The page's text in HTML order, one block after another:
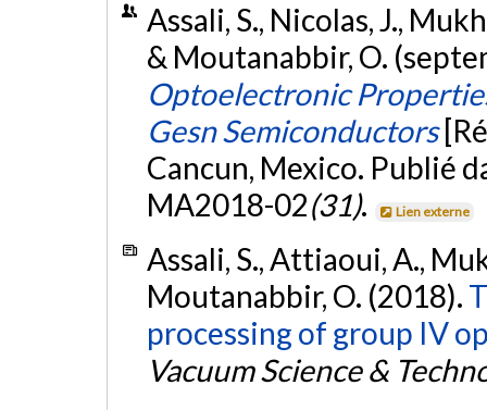
Assali, S., Nicolas, J.,
& Moutanabbir, O.
Optoelectronic
Gesn Semiconductors
Cancun, Mexico. Publié
MA2018-02(31). Lien externe
Assali, S., Attiaoui, A.,
Moutanabbir, O. (2018).
processing of group IV
Vacuum Science &